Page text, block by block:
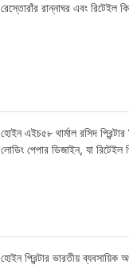
রেস্তোরাঁর রান্নাঘর এবং রিটেইল
হোইন এইচ৫৮ থার্মাল রসিদ
লোডিং পেপার ডিজাইন, যা রিটেইল
হোইন প্রিন্টার ভারতীয় ব্যবসায়িক